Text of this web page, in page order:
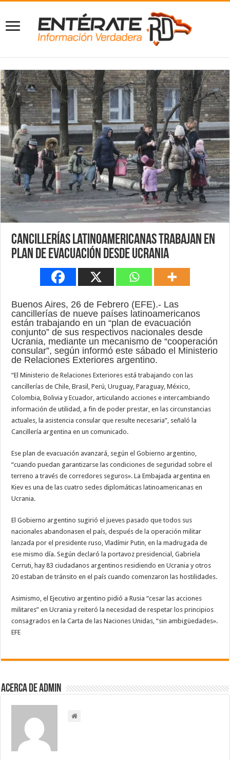
Cancillerías latinoamericanas trabajan en
plan de evacuación desde Ucrania
Buenos Aires, 26 de Febrero (EFE).- Las
cancillerías de nueve países latinoamericanos
están trabajando en un “plan de evacuación
conjunto” de sus respectivos nacionales desde
Ucrania, mediante un mecanismo de “cooperación
consular”, según informó este sábado el Ministerio
de Relaciones Exteriores argentino.
“El Ministerio de Relaciones Exteriores está trabajando con las
cancillerías de Chile, Brasil, Perú, Uruguay, Paraguay, México,
Colombia, Bolivia y Ecuador, articulando acciones e intercambiando
información de utilidad, a fin de poder prestar, en las circunstancias
actuales, la asistencia consular que resulte necesaria”, señaló la
Cancillería argentina en un comunicado.
Ese plan de evacuación avanzará, según el Gobierno argentino,
“cuando puedan garantizarse las condiciones de seguridad sobre el
terreno a través de corredores seguros». La Embajada argentina en
Kiev es una de las cuatro sedes diplomáticas latinoamericanas en
Ucrania.
El Gobierno argentino sugirió el jueves pasado que todos sus
nacionales abandonasen el país, después de la operación militar
lanzada por el presidente ruso, Vladímir Putin, en la madrugada de
ese mismo día. Según declaró la portavoz presidencial, Gabriela
Cerruti, hay 83 ciudadanos argentinos residiendo en Ucrania y otros
20 estaban de tránsito en el país cuando comenzaron las hostilidades.
Asimismo, el Ejecutivo argentino pidió a Rusia “cesar las acciones
militares” en Ucrania y reiteró la necesidad de respetar los principios
consagrados en la Carta de las Naciones Unidas, “sin ambigüedades».
EFE
Acerca de admin